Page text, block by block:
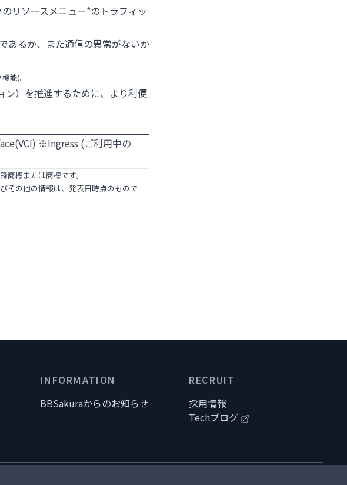
リソースメニュー*のトラフィッ
あるか、また通信の異常がないか
能)。
ン）を推進するために、より利便
※Ingress (ご利用中の
標または商標です。
その他の情報は、発表日時点のもので
INFORMATION
BBSakuraからのお知らせ
RECRUIT
採用情報
Techブログ